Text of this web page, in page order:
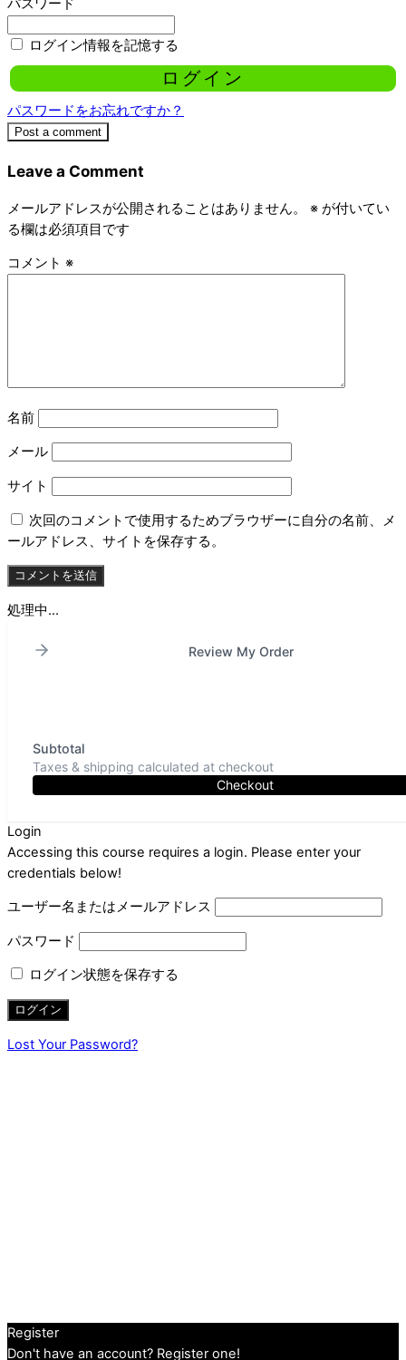
パスワード
ログイン情報を記憶する
パスワードをお忘れですか？
Post a comment
Leave a Comment
メールアドレスが公開されることはありません。 ※ が付いてい
る欄は必須項目です
コメント ※
名前
メール
サイト
次回のコメントで使用するためブラウザーに自分の名前、メ
ールアドレス、サイトを保存する。
処理中...
Review My Order
Subtotal
Taxes & shipping calculated at checkout
Checkout
Login
Accessing this course requires a login. Please enter your
credentials below!
ユーザー名またはメールアドレス
パスワード
ログイン状態を保存する
Lost Your Password?
Register
Don't have an account? Register one!